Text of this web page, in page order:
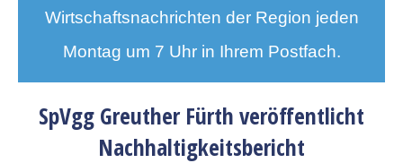
Wirtschaftsnachrichten der Region jeden
Montag um 7 Uhr in Ihrem Postfach.
SpVgg Greuther Fürth veröffentlicht
Nachhaltigkeitsbericht